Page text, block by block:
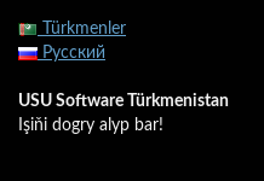
Türkmenler
Русский
USU Software Türkmenistan
Işiňi dogry alyp bar!